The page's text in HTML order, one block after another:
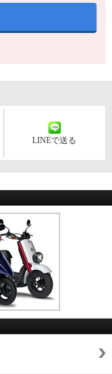
LINEで送る